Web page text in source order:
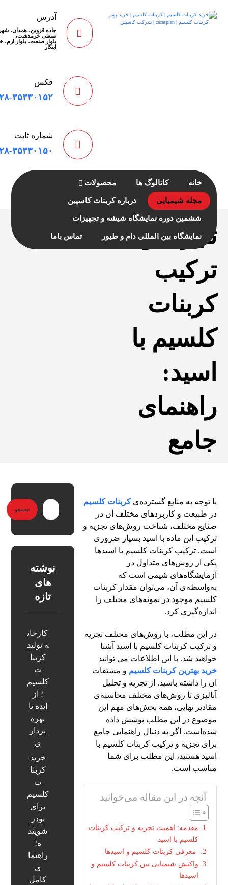
آدرس
جاده قزوین، همدان،
صنعتی خرمدشت،
بلوار صنعت، بلوار ارم،
ابتکار
فکس
۰۲۸-
شماره ثابت
۰۲۸-
خانه کاتالوگ ها محصولات
مجله شیمیایی درباره کربنات کاسپین
ششمین دوره نمایشگاه شیشه و تجهیزات
نمایشگاه بین المللی دام و طیور تماس باما
تجزیه و
ترکیب
کربنات
کلسیم با
اسید:
راهنمای
جامع
با توجه به منابع گسترده‌ی کربنات کلسیم
در طبیعت و کاربردهای مختلف آن در
صنایع مختلف، شناخت روش‌های تجزیه و
ترکیب این ماده با اسید بسیار ضروری
است. ترکیب کربنات کلسیم با اسیدها
یکی از روش‌های متداول در
آزمایشگاه‌های شیمی است که
به‌واسطه‌ی آن، می‌توان مقدار کربنات
کلسیم موجود در نمونه‌های مختلف را
اندازه‌گیری کرد.
در این مطلب، با روش‌های مختلف تجزیه
و ترکیب کربنات کلسیم با اسید آشنا
خواهید شد. با این اطلاعات می توانید
خرید بهترین کربنات کلسیم و مشتقات
ان را داشته باشید. از تجزیه و تحلیل
آنالیزی تا روش‌های مختلف محاسبه‌ی
مقادیر نهایی، همه بخش‌های مهم این
موضوع در این مطلب پوشش داده
شده‌است. اگر به دنبال راهنمایی جامع
برای تجزیه و ترکیب کربنات کلسیم با
اسید هستید، این مطلب برای شما
مناسب است.
آنچه در این مقاله می‌خوانید
مقدمه: اهمیت تجزیه و ترکیب کربنات
کلسیم با اسید
معرفی کربنات کلسیم و اسیدها
واکنش شیمیایی بین کربنات کلسیم و
اسیدها
نوشته
های
تازه
کارخان
ه تولید
کربنا
ت
کلسیم
؛ از
ایده تا
بهره‌
بردار
ی
خرید
کربنا
ت
کلسیم
برای
پودر
شویند
ه؛
راهنما
ی
کامل